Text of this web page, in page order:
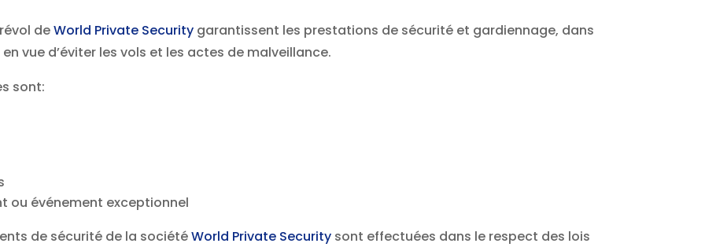
deWorld Private Security garantissent les prestations de sécurité et gardiennage, dans
vue d’éviter les vols et les actes de malveillance.
sont:
ou événement exceptionnel
de sécurité de la sociétéWorld Private Security sont effectuées dans le respect des lois